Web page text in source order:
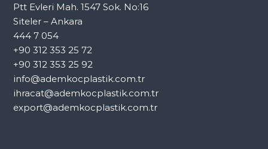
Ptt Evleri Mah. 1547 Sok. No:16
Siteler – Ankara
444 7 054
+90 312 353 25 72
+90 312 353 25 92
info@ademkocplastik.com.tr
ihracat@ademkocplastik.com.tr
export@ademkocplastik.com.tr